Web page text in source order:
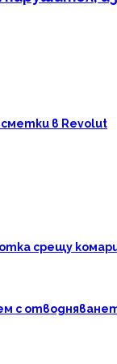
в Revolut
срещу